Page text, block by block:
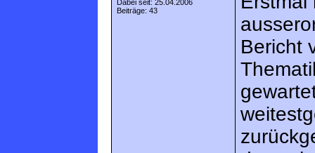
Dabei seit: 25.04.2006
Beiträge: 43
Bericht